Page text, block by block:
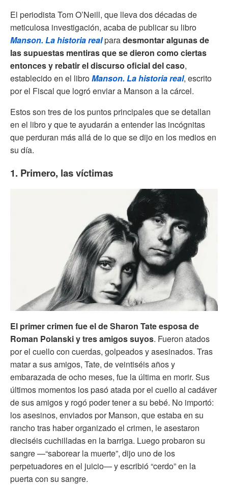
El periodista Tom O’Neill, que lleva dos décadas de
meticulosa investigación, acaba de publicar su libro
Manson. La historia realparadesmontar algunas de
las supuestas mentiras que se dieron como ciertas
entonces y rebatir el discurso oficial del caso,
establecido en el libroManson. La historia real, escrito
por el Fiscal que logró enviar a Manson a la cárcel.
Estos son tres de los puntos principales que se detallan
en el libro y que te ayudarán a entender las incógnitas
que perduran más allá de lo que se dijo en los medios en
su día.
1. Primero, las víctimas
El primer crimen fue el de Sharon Tate esposa de
Roman Polanski y tres amigos suyos. Fueron atados
por el cuello con cuerdas, golpeados y asesinados. Tras
matar a sus amigos, Tate, de veintiséis años y
embarazada de ocho meses, fue la última en morir. Sus
últimos momentos los pasó atada por el cuello al cadáver
de sus amigos y rogó poder tener a su bebé. No importó:
los asesinos, enviados por Manson, que estaba en su
rancho tras haber organizado el crimen, le asestaron
dieciséis cuchilladas en la barriga. Luego probaron su
sangre —“saborear la muerte”, dijo uno de los
perpetuadores en el juicio— y escribió “cerdo” en la
puerta con su sangre.